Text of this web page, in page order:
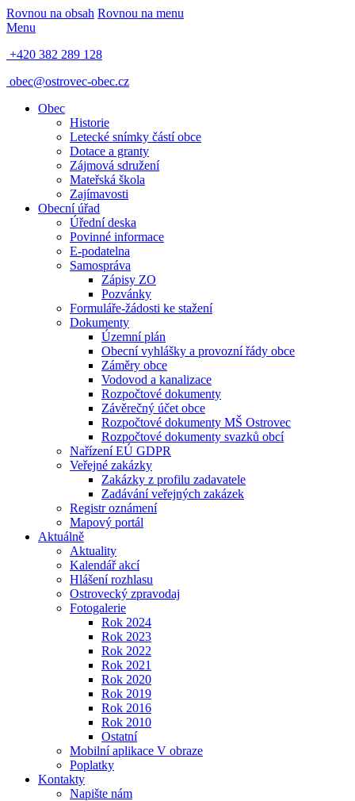
Rovnou na obsah Rovnou na menu
Menu
+420 382 289 128
obec@ostrovec-obec.cz
Obec
Historie
Letecké snímky částí obce
Dotace a granty
Zájmová sdružení
Mateřská škola
Zajímavosti
Obecní úřad
Úřední deska
Povinné informace
E-podatelna
Samospráva
Zápisy ZO
Pozvánky
Formuláře-žádosti ke stažení
Dokumenty
Územní plán
Obecní vyhlášky a provozní řády obce
Záměry obce
Vodovod a kanalizace
Rozpočtové dokumenty
Závěrečný účet obce
Rozpočtové dokumenty MŠ Ostrovec
Rozpočtové dokumenty svazků obcí
Nařízení EÚ GDPR
Veřejné zakázky
Zakázky z profilu zadavatele
Zadávání veřejných zakázek
Registr oznámení
Mapový portál
Aktuálně
Aktuality
Kalendář akcí
Hlášení rozhlasu
Ostrovecký zpravodaj
Fotogalerie
Rok 2024
Rok 2023
Rok 2022
Rok 2021
Rok 2020
Rok 2019
Rok 2016
Rok 2010
Ostatní
Mobilní aplikace V obraze
Poplatky
Kontakty
Napište nám